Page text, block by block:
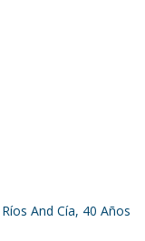
And Cía, 40 Años